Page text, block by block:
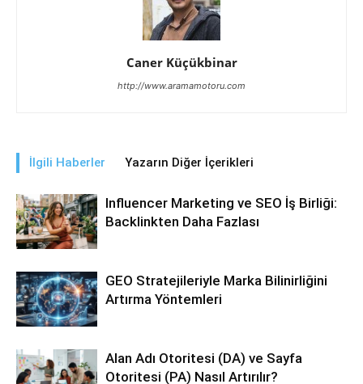
Caner Küçükbinar
http://www.aramamotoru.com
İlgili Haberler Yazarın Diğer İçerikleri
Influencer Marketing ve SEO İş Birliği:
Backlinkten Daha Fazlası
GEO Stratejileriyle Marka Bilinirliğini
Artırma Yöntemleri
Alan Adı Otoritesi (DA) ve Sayfa
Otoritesi (PA) Nasıl Artırılır?